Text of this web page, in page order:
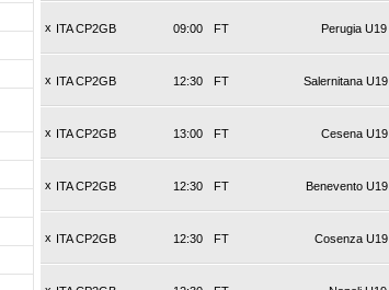
x ITA CP2GB FT
09:00 Perugia U19
x ITA CP2GB FT
12:30 Salernitana U19
x ITA CP2GB FT
13:00 Cesena U19
x ITA CP2GB FT
12:30 Benevento U19
x ITA CP2GB FT
12:30 Cosenza U19